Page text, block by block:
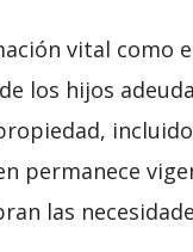
vital
los hijos
permanece
las